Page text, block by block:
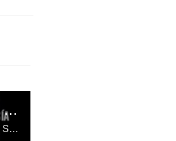
Noel Valladares detalla su salida de la selección y el conflicto que se vivió en Sudáfrica 2010
Noel Valladares detalla su salida de la selección y el conflicto que se vivió en Sudáfrica 2010